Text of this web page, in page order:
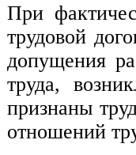
При
трудовой
допущения
труда,
признаны
отношений